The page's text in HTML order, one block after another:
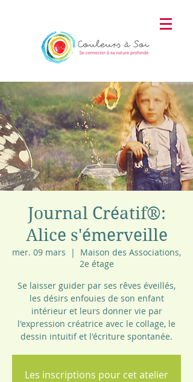
Journal Créatif®:
Alice s'émerveille
mer. 09 mars
  |
Maison des Associations,
2e étage
Se laisser guider par ses rêves éveillés,
les désirs enfouies de son enfant
intérieur et leurs donner vie par
l'expression créatrice avec le collage, le
dessin intuitif et l'écriture spontanée.
Les inscriptions pour cet atelier